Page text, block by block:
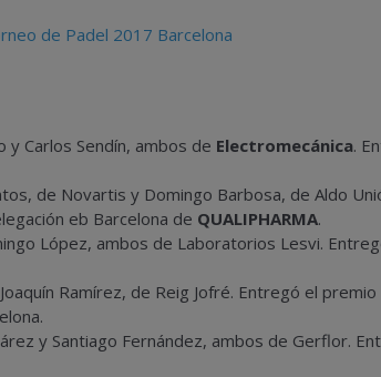
y Carlos Sendín, ambos de Electromecánica.
de Novartis y Domingo Barbosa, de Aldo
eb Barcelona de QUALIPHARMA.
López, ambos de Laboratorios Lesvi.
Ramírez, de Reig Jofré. Entregó el
y Santiago Fernández, ambos de Gerflor.